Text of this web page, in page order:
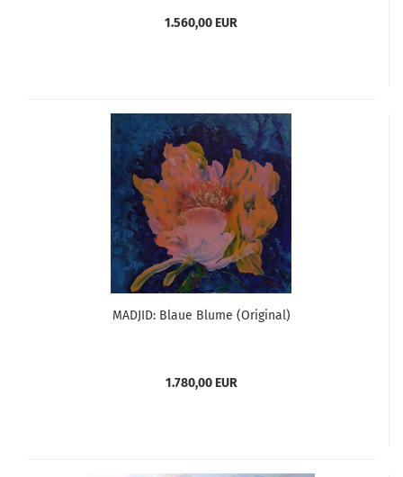
1.560,00 EUR
MADJID: Blaue Blume (Original)
1.780,00 EUR